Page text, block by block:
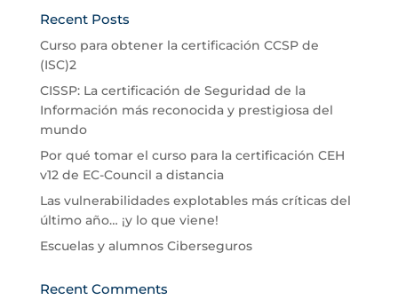
Recent Posts
Curso para obtener la certificación CCSP de
(ISC)2
CISSP: La certificación de Seguridad de la
Información más reconocida y prestigiosa del
mundo
Por qué tomar el curso para la certificación CEH
v12 de EC-Council a distancia
Las vulnerabilidades explotables más críticas del
último año… ¡y lo que viene!
Escuelas y alumnos Ciberseguros
Recent Comments